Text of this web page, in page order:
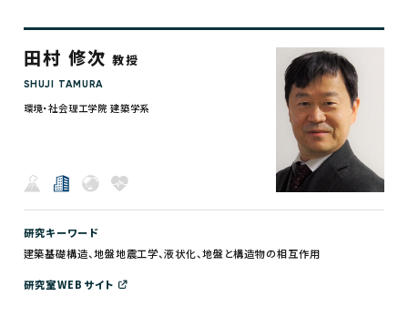
田村 修次教授
SHUJI TAMURA
環境・社会理工学院 建築学系
研究キーワード
建築基礎構造、地盤地震工学、液状化、地盤と構造物の相互作用
研究室WEBサイト